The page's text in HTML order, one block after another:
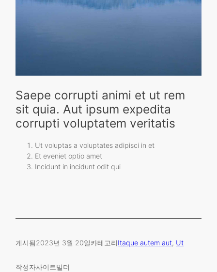
Saepe corrupti animi et ut rem
sit quia. Aut ipsum expedita
corrupti voluptatem veritatis
Ut voluptas a voluptates adipisci in et
Et eveniet optio amet
Incidunt in incidunt odit qui
게시됨2023년 3월 20일카테고리Itaque autem aut, Ut
작성자사이트빌더